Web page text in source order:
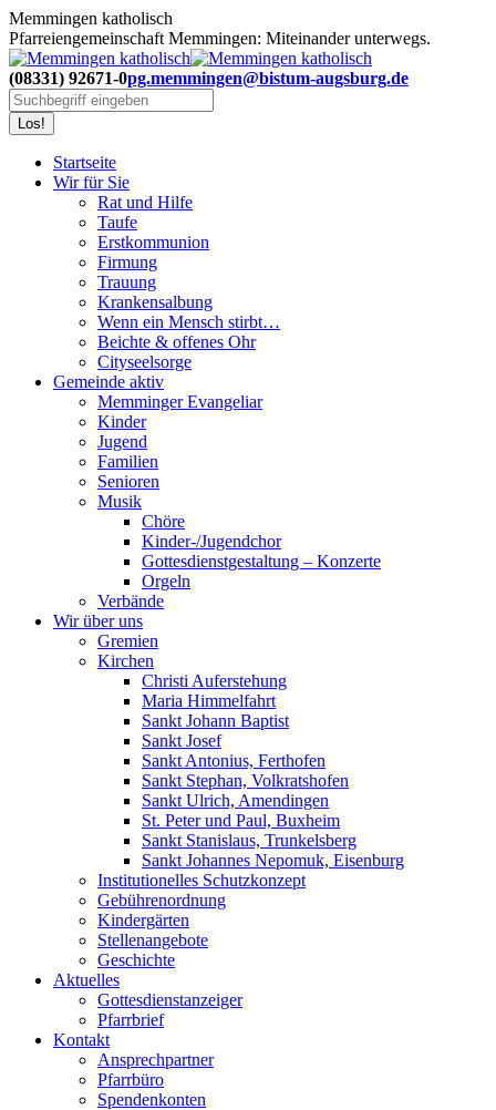
Zum
Inhalt
springen
Memmingen katholisch
Pfarreiengemeinschaft Memmingen: Miteinander unterwegs.
(08331) 92671-0pg.memmingen@bistum-augsburg.de
Search:
Startseite
Wir für Sie
Rat und Hilfe
Taufe
Erstkommunion
Firmung
Trauung
Krankensalbung
Wenn ein Mensch stirbt…
Beichte & offenes Ohr
Cityseelsorge
Gemeinde aktiv
Memminger Evangeliar
Kinder
Jugend
Familien
Senioren
Musik
Chöre
Kinder-/Jugendchor
Gottesdienstgestaltung – Konzerte
Orgeln
Verbände
Wir über uns
Gremien
Kirchen
Christi Auferstehung
Maria Himmelfahrt
Sankt Johann Baptist
Sankt Josef
Sankt Antonius, Ferthofen
Sankt Stephan, Volkratshofen
Sankt Ulrich, Amendingen
St. Peter und Paul, Buxheim
Sankt Stanislaus, Trunkelsberg
Sankt Johannes Nepomuk, Eisenburg
Institutionelles Schutzkonzept
Gebührenordnung
Kindergärten
Stellenangebote
Geschichte
Aktuelles
Gottesdienstanzeiger
Pfarrbrief
Kontakt
Ansprechpartner
Pfarrbüro
Spendenkonten